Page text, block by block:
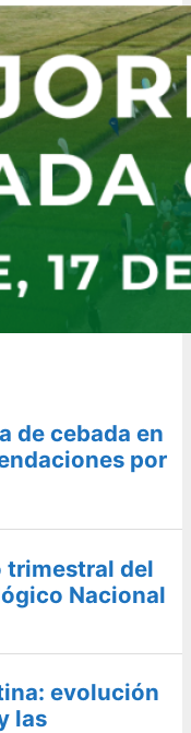
de cebada en
por
trimestral del
Nacional
evolución
las